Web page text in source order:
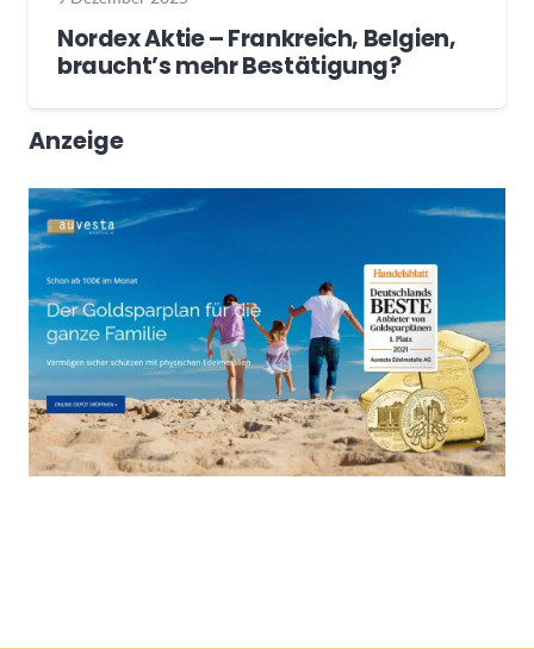
Nordex Aktie – Frankreich, Belgien,
braucht’s mehr Bestätigung?
Anzeige